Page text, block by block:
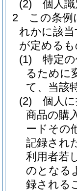
(2)
個人
2
この条例
れかに該
が定める
(1)
特定
るために
て、当該
(2)
個人
商品の購
ードその
記録され
利用者若
のとなる
録される